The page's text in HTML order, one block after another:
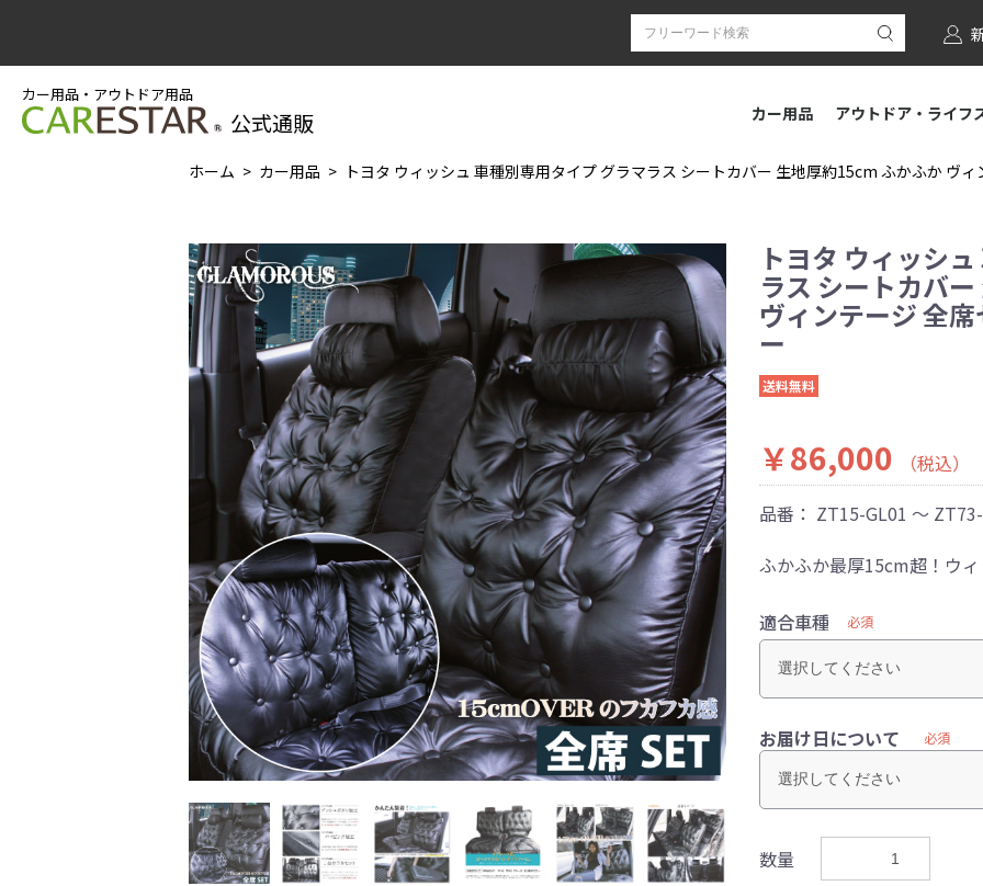
カー用品・アウトドア用品
公式通販 カー用品 アウトドア・ライフ
ホーム カー用品 トヨタ ウィッシュ 車種別専用タイプ グラマラス シートカバー 生地厚約15cm ふかふか ヴ
トヨタ ウィッシ
ラス シートカバ
ヴィンテージ 全
ー
送料無料
￥86,000
（税込）
品番： ZT15-GL01 ～
ふかふか最厚15cm超！ウ
適合車種 必須
お届け日について 必須
数量